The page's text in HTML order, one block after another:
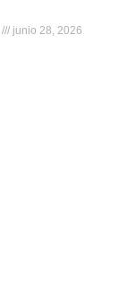
junio 28, 2026